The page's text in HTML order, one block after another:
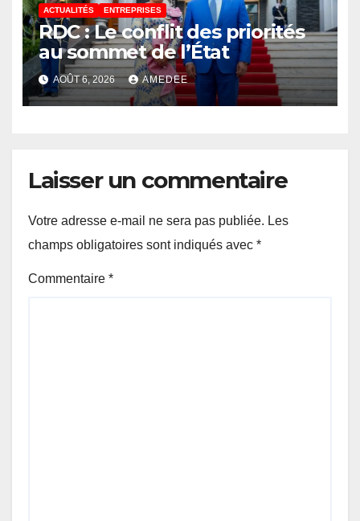
ACTUALITÉS ENTREPRISES
RDC : Le conflit des priorités
au sommet de l’État
AOÛT 6, 2026 AMEDEE
Laisser un commentaire
Votre adresse e-mail ne sera pas publiée. Les
champs obligatoires sont indiqués avec *
Commentaire *